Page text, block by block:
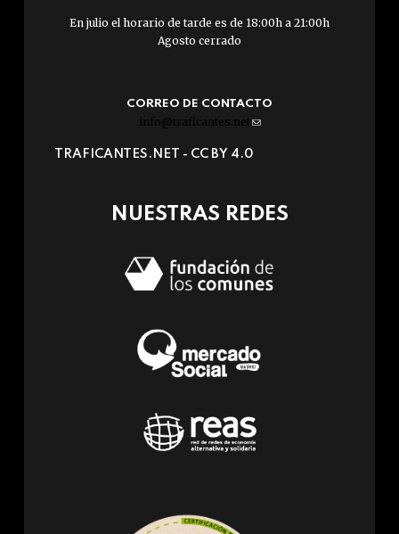
En julio el horario de tarde es de 18:00h a 21:00h
Agosto cerrado
CORREO DE CONTACTO
info@traficantes.net (link
e-
TRAFICANTES.NET - CC BY 4.0
NUESTRAS REDES